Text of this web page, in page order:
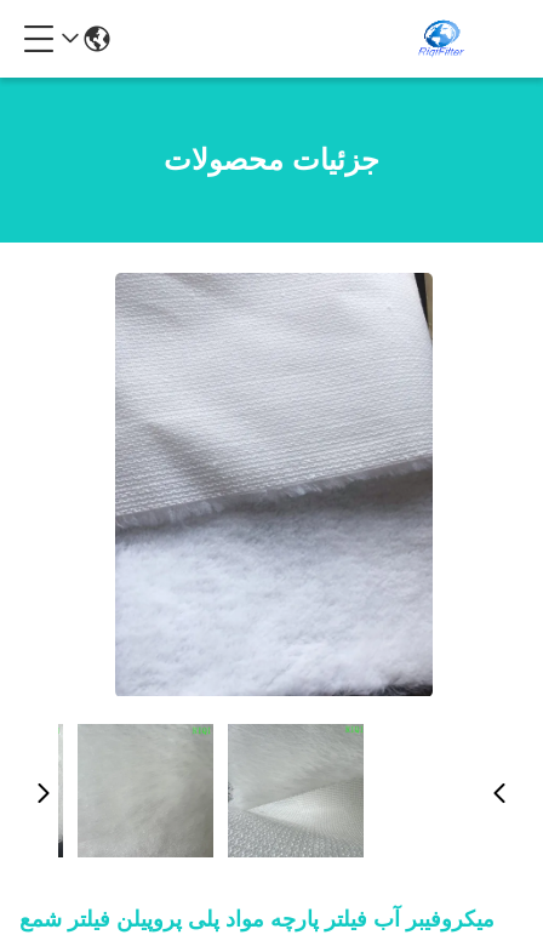
جزئیات محصولات
میکروفیبر آب فیلتر پارچه مواد پلی پروپیلن فیلتر شمع